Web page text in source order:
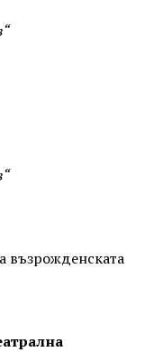
възрожденската